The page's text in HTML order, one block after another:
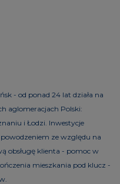
- od ponad 24 lat działa na
aglomeracjach Polski:
i Łodzi. Inwestycje
powodzeniem ze względu na
obsługę klienta - pomoc w
mieszkania pod klucz -